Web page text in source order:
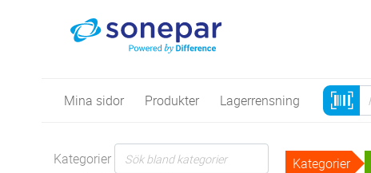
Mina sidor Produkter Lagerrensning
Kategorier Kategorier